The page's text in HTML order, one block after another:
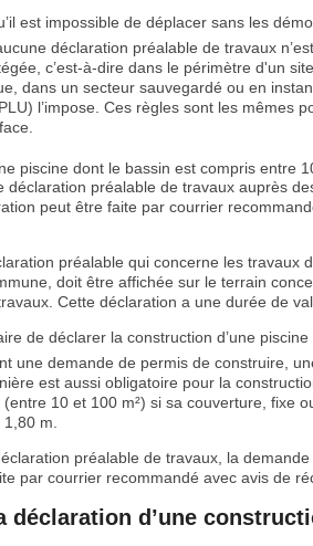
est impossible de déplacer sans les
aucune déclaration préalable de travaux
c’est-à-dire dans le périmètre d'un
dans un secteur sauvegardé ou en
l’impose. Ces règles sont les mêmes
piscine dont le bassin est compris entre
déclaration préalable de travaux auprès
peut être faite par courrier
préalable qui concerne les travaux
doit être affichée sur le terrain
Cette déclaration a une durée de
de déclarer la construction d’une
une demande de permis de construire,
est aussi obligatoire pour la
10 et 100 m²) si sa couverture, fixe
m.
préalable de travaux, la demande
par courrier recommandé avec avis de
déclaration d’une